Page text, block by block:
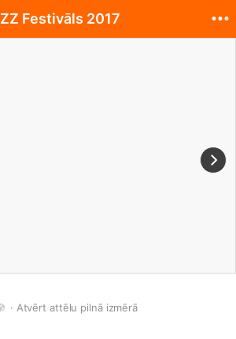
· Atvērt attēlu pilnā izmērā
ZZ Festivāls 2017